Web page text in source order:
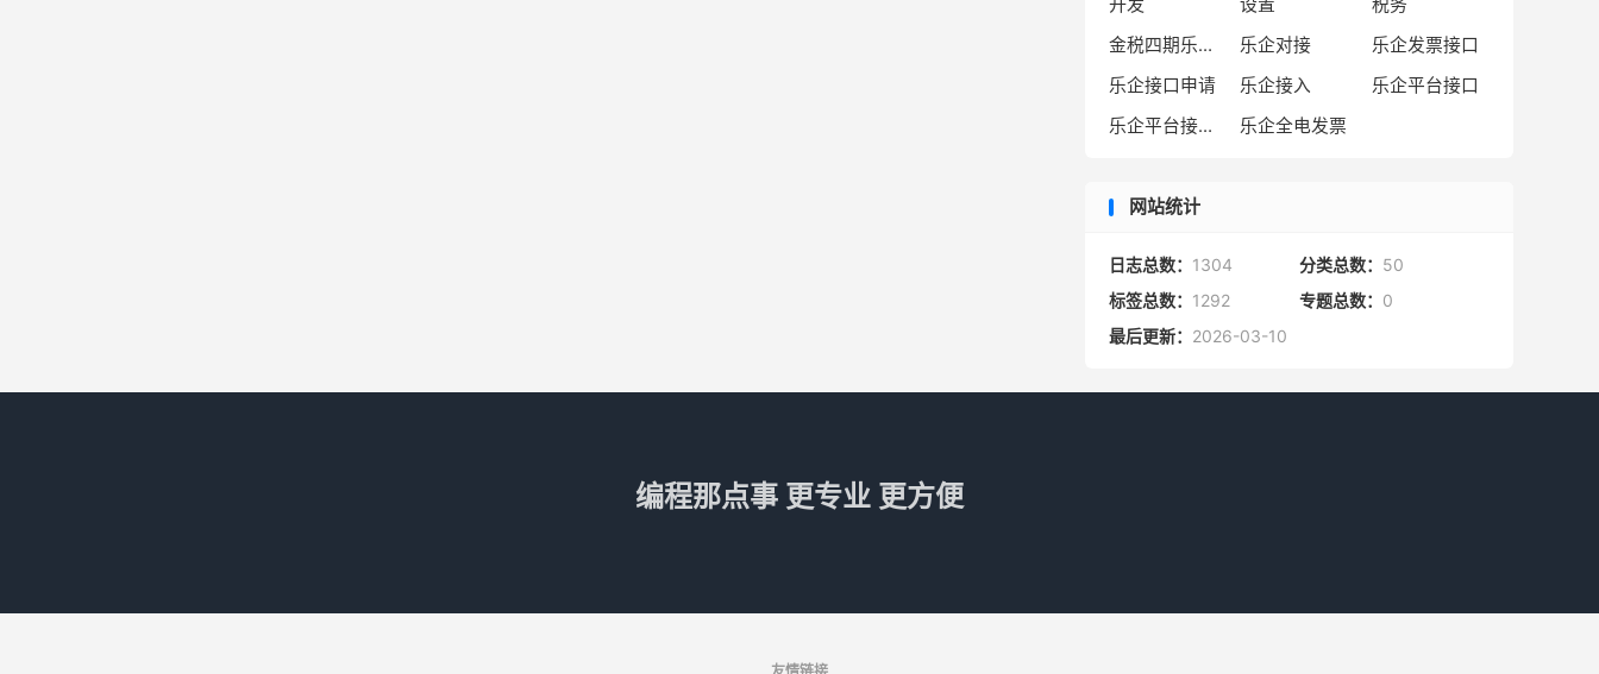
设置
税务
金税四期乐企平台
乐企对接
乐企发票接口
乐企接口申请
乐企接入
乐企平台接口
乐企平台接口文档
乐企全电发票
网站统计
日志总数： 1304 分类总数： 50
标签总数： 1292 专题总数： 0
最后更新： 2026-03-10
编程那点事 更专业 更方便